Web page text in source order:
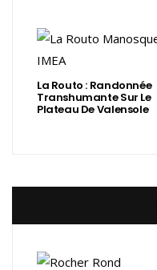
La Routo : Randonnée
Transhumante Sur Le
Plateau De Valensole